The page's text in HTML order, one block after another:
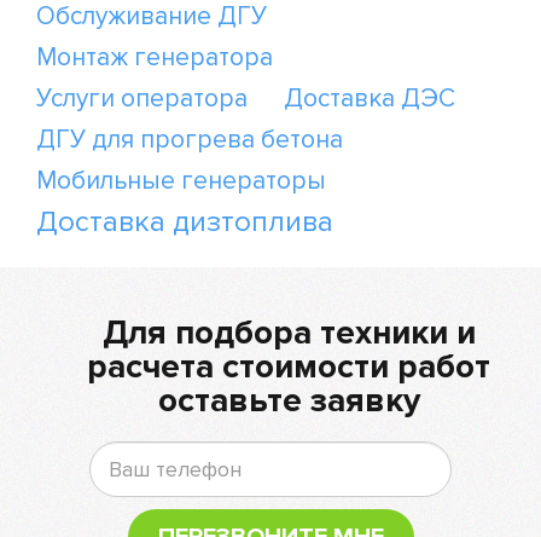
Обслуживание ДГУ
Монтаж генератора
Услуги оператора
Доставка ДЭС
ДГУ для прогрева бетона
Мобильные генераторы
Доставка дизтоплива
Для подбора техники и
расчета стоимости работ
оставьте заявку